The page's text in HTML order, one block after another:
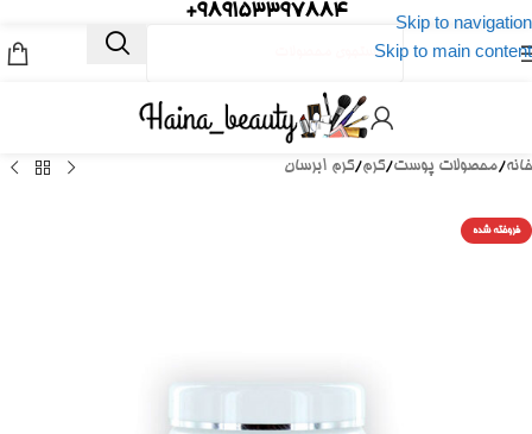
Skip to navigation
Skip to main content
989153397884+
خانه/محصولات پوست/کرم/کرم ابرسان
فروخته شده